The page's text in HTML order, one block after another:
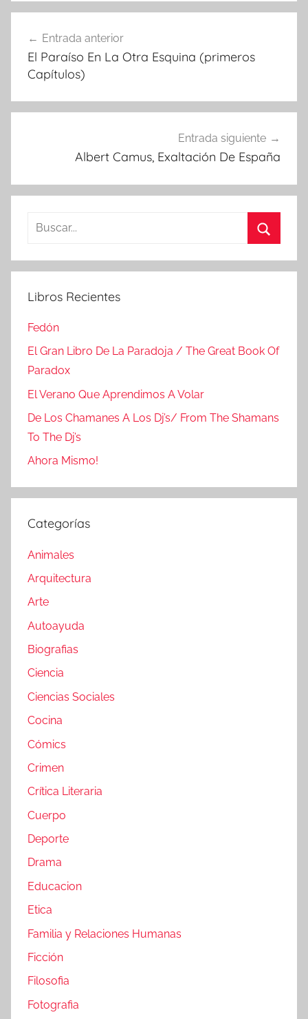
de
entradas
Entrada anterior
El Paraíso En La Otra Esquina (primeros
Capítulos)
Entrada siguiente
Albert Camus, Exaltación De España
Buscar:
Libros Recientes
Fedón
El Gran Libro De La Paradoja / The Great Book Of
Paradox
El Verano Que Aprendimos A Volar
De Los Chamanes A Los Dj’s/ From The Shamans
To The Dj’s
Ahora Mismo!
Categorías
Animales
Arquitectura
Arte
Autoayuda
Biografias
Ciencia
Ciencias Sociales
Cocina
Cómics
Crimen
Crítica Literaria
Cuerpo
Deporte
Drama
Educacion
Etica
Familia y Relaciones Humanas
Ficción
Filosofia
Fotografia